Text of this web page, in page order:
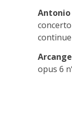
Antonio
opus 6